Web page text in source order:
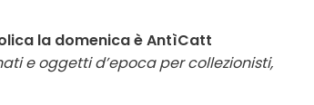
la domenica è AntìCatt
e oggetti d’epoca per collezionisti,